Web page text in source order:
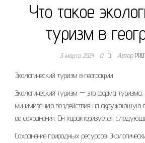
Что такое
туризм в
3 марта 2024 0 Автор
Экологический туризм в географии
Экологический туризм — это форма
минимизацию воздействия на окружающую
ее сохранения. Он характеризуется
Сохранение природных ресурсов: